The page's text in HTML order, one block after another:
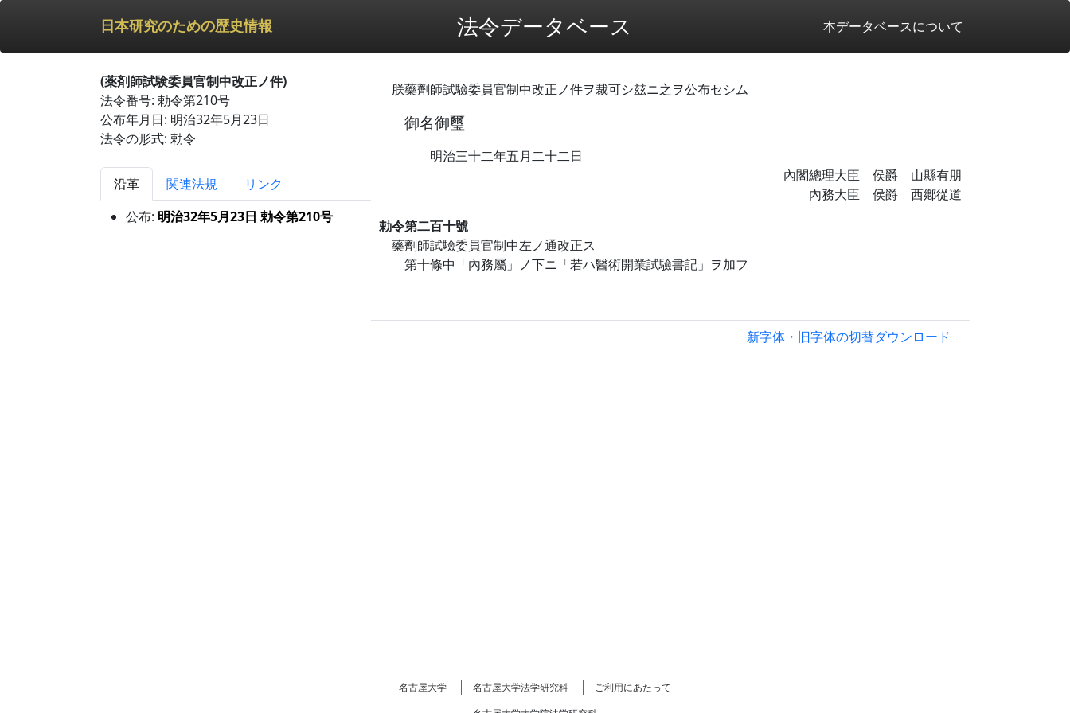
日本研究のための歴史情報 法令データベース 本データベースについて
(薬剤師試験委員官制中改正ノ件)
法令番号: 勅令第210号
公布年月日: 明治32年5月23日
法令の形式: 勅令
沿革 関連法規
リンク
公布: 明治32年5月23日 勅令第210号
朕藥劑師試驗委員官制中改正ノ件ヲ裁可シ玆ニ之ヲ公布セシム
御名御璽
明治三十二年五月二十二日
內閣總理大臣 侯爵 山縣有朋
內務大臣 侯爵 西鄕從道
勅令第二百十號
藥劑師試驗委員官制中左ノ通改正ス
第十條中「內務屬」ノ下ニ「若ハ醫術開業試驗書記」ヲ加フ
新字体・旧字体の切替ダウンロード
名古屋大学 名古屋大学法学研究科
ご利用にあたって